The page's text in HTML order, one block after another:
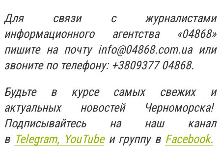
Для связи с журналистами
информационного агентства «04868»
пишите на почту info@04868.com.uaили
звоните по телефону: +3809377 04868.
Будьте в курсе самых свежих и
актуальных новостей Черноморска!
Подписывайтесь на наш канал
в Telegram, YouTubeи группу в Facebook.